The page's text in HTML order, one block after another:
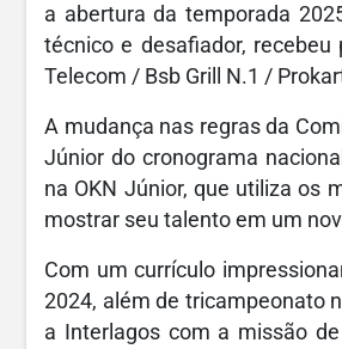
a abertura da temporada
técnico e desafiador,
Telecom / Bsb Grill N.1 /
A mudança nas regras da
Júnior do cronograma
na OKN Júnior, que utiliza os
mostrar seu talento em um
Com um currículo
2024, além de tricampeonato
a Interlagos com a missão